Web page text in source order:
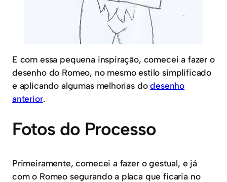
E com essa pequena inspiração, comecei a fazer o
desenho do Romeo, no mesmo estilo simplificado
e aplicando algumas melhorias dodesenho
anterior.
Fotos do Processo
Primeiramente, comecei a fazer o gestual, e já
com o Romeo segurando a placa que ficaria no